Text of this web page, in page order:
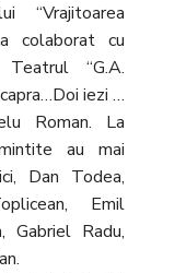
“Vrajitoarea
colaborat cu
“G.A.
iezi …
Roman. La
au mai
Dan Todea,
Emil
Gabriel Radu,